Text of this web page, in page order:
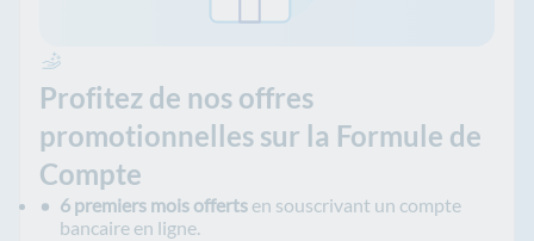
Profitez de nos offres
promotionnelles sur la Formule de
Compte
6 premiers mois offerts en souscrivant un compte
bancaire en ligne.